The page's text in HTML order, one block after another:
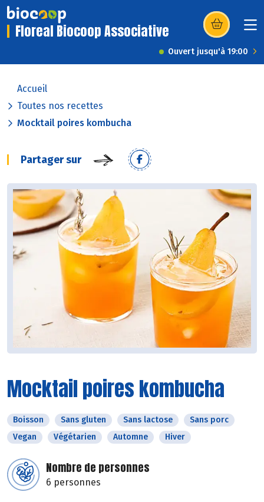
Floreal Biocoop Associative (s’ouvre dans
Ouvert jusqu'à 19:00
Accueil
Toutes nos recettes
Mocktail poires kombucha
Partager sur
Mocktail poires kombucha
Boisson Sans gluten Sans lactose
Sans porc
Vegan
Végétarien Automne Hiver
Nombre de personnes
6 personnes